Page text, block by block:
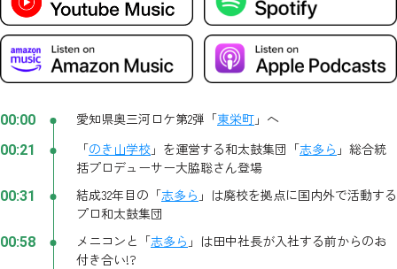
00:00 愛知県奥三河ロケ第2弾「東栄町 」へ
00:21 「のき山学校 」を運営する和太鼓集団「志多ら 」総合統
括プロデューサー大脇聡さん登場
00:31 結成32年目の「志多ら 」は廃校を拠点に国内外で活動する
プロ和太鼓集団
00:58 メニコンと「志多ら 」は田中社長が入社する前からのお
付き合い!?